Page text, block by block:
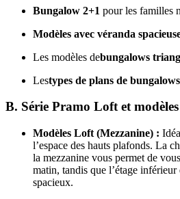
Bungalow 2+1 pour les familles
Modèles avec véranda
Les modèles debungalows
Lestypes de plans de bungalows
B. Série Pramo Loft et
Modèles Loft (Mezzanine) :
l’espace des hauts plafonds. La
la mezzanine vous permet de
matin, tandis que l’étage
spacieux.